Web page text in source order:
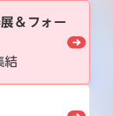
＆フォー
結